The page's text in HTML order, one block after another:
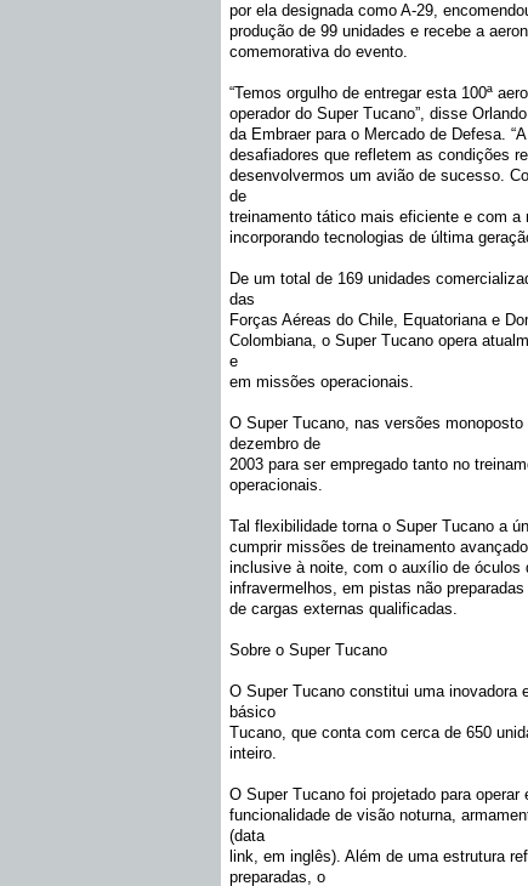
por ela designada como A-29,
produção de 99 unidades e recebe a
comemorativa do evento.
“Temos orgulho de entregar esta 100ª
operador do Super Tucano”, disse
da Embraer para o Mercado de Defesa.
desafiadores que refletem as condições
desenvolvermos um avião de sucesso.
de
treinamento tático mais eficiente e com a
incorporando tecnologias de última
De um total de 169 unidades
das
Forças Aéreas do Chile, Equatoriana e
Colombiana, o Super Tucano opera
e
em missões operacionais.
O Super Tucano, nas versões
dezembro de
2003 para ser empregado tanto no
operacionais.
Tal flexibilidade torna o Super Tucano a
cumprir missões de treinamento
inclusive à noite, com o auxílio de óculos
infravermelhos, em pistas não
de cargas externas qualificadas.
Sobre o Super Tucano
O Super Tucano constitui uma inovadora
básico
Tucano, que conta com cerca de 650
inteiro.
O Super Tucano foi projetado para
funcionalidade de visão noturna,
(data
link, em inglês). Além de uma estrutura
preparadas, o